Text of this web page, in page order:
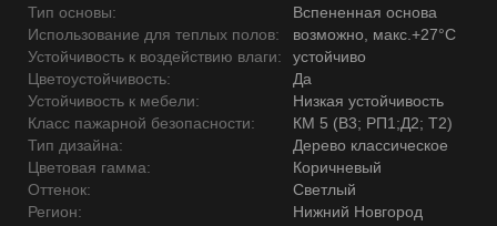
Тип основы:
Вспененная основа
Использование для теплых полов:
возможно, макс.+27°С
Устойчивость к воздействию влаги:
устойчиво
Цветоустойчивость:
Да
Устойчивость к мебели:
Низкая устойчивость
Класс пажарной безопасности:
КМ 5 (В3; РП1;Д2; Т2)
Тип дизайна:
Дерево классическое
Цветовая гамма:
Коричневый
Оттенок:
Светлый
Регион:
Нижний Новгород